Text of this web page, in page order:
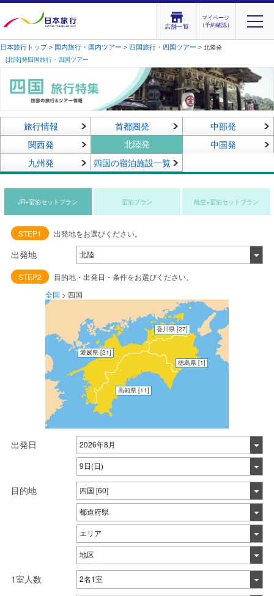
店舗一覧
マイページ
（予約確認）
日本旅行トップ> 国内旅行・国内ツアー > 四国旅行・四国ツアー > 北陸発
[北陸]発四国旅行・四国ツアー
旅行情報 首都圏発
中部発
関西発
北陸発
中国発
九州発
四国の宿泊施設一覧
JR+宿泊セットプラン 宿泊プラン 航空+宿泊セットプラン
STEP1 出発地をお選びください。
出発地
STEP2
目的地・出発日・条件をお選びください。
全国 > 四国
徳島県 [1]
香川県 [27]
愛媛県 [21]
高知県 [11]
出発日
目的地
1室人数